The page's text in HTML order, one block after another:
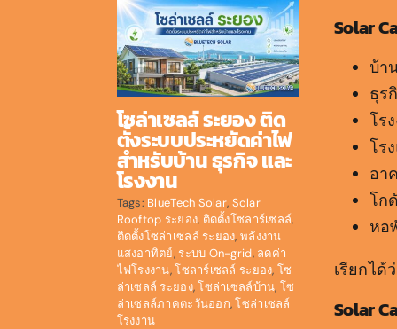
โซล่าเซลล์ ระยอง ติด
ตั้งระบบประหยัดค่าไฟ
สำหรับบ้าน ธุรกิจ และ
โรงงาน
Tags: BlueTech Solar, Solar
Rooftop ระยอง, ติดตั้งโซลาร์เซลล์,
ติดตั้งโซล่าเซลล์ ระยอง, พลังงาน
แสงอาทิตย์,ระบบ On-grid, ลดค่า
ไฟโรงงาน,โซลาร์เซลล์ ระยอง, โซ
ล่าเซลล์ ระยอง,โซล่าเซลล์บ้าน, โซ
ล่าเซลล์ภาคตะวันออก,โซล่าเซลล์
โรงงาน
Solar
บ้า
ธุร
โร
โร
อา
โก
หอ
เรียกไ
Solar